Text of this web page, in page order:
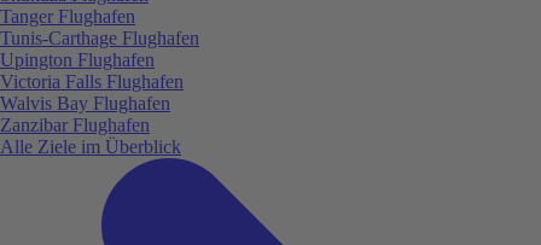
Tanger Flughafen
Tunis-Carthage Flughafen
Upington Flughafen
Victoria Falls Flughafen
Walvis Bay Flughafen
Zanzibar Flughafen
Alle Ziele im Überblick